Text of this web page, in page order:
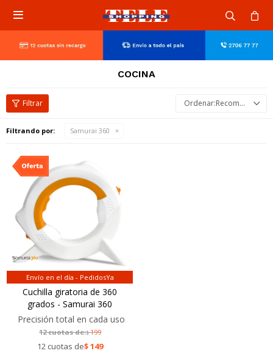

COCINA
Recomendados
Filtrando por: Samurai 360
Envío en el día - PedidosYa
Cuchilla giratoria de 360
grados - Samurai 360
Precisión total en cada uso
12 cuotas de:$199
12 cuotas de$149